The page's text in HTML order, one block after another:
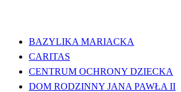
BAZYLIKA MARIACKA
CARITAS
CENTRUM OCHRONY DZIECKA
DOM RODZINNY JANA PAWŁA II